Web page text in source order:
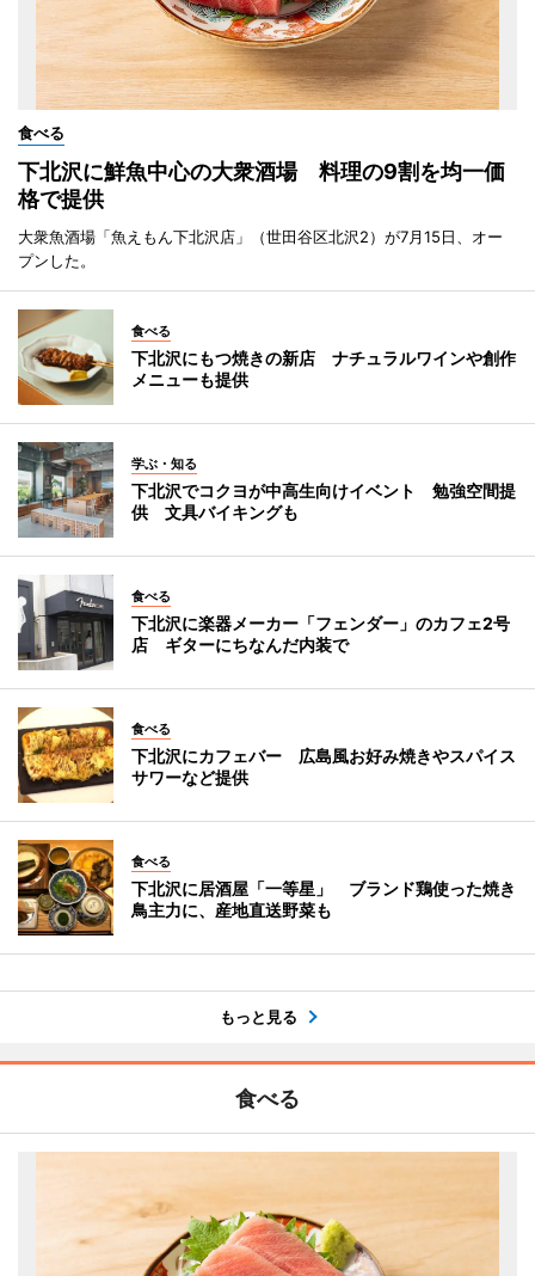
食べる
下北沢に鮮魚中心の大衆酒場 料理の9割を均一価
格で提供
大衆魚酒場「魚えもん下北沢店」（世田谷区北沢2）が7月15日、オー
プンした。
食べる
下北沢にもつ焼きの新店 ナチュラルワインや創作
メニューも提供
学ぶ・知る
下北沢でコクヨが中高生向けイベント 勉強空間提
供 文具バイキングも
食べる
下北沢に楽器メーカー「フェンダー」のカフェ2号
店 ギターにちなんだ内装で
食べる
下北沢にカフェバー 広島風お好み焼きやスパイス
サワーなど提供
食べる
下北沢に居酒屋「一等星」 ブランド鶏使った焼き
鳥主力に、産地直送野菜も
もっと見る
食べる